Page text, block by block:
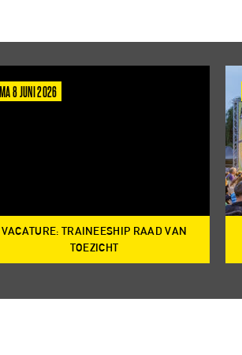
MA 8 JUNI 2026
VACATURE: TRAINEESHIP RAAD VAN
TOEZICHT